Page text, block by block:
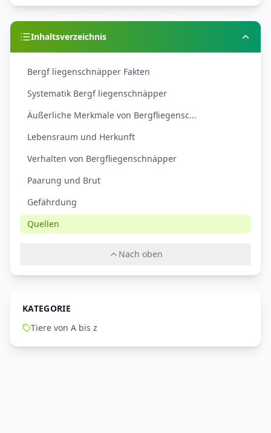
Inhaltsverzeichnis
Bergf liegenschnäpper Fakten
Systematik Bergf liegenschnäpper
Äußerliche Merkmale von Bergfliegensc...
Lebensraum und Herkunft
Verhalten von Bergfliegenschnäpper
Paarung und Brut
Gefährdung
Quellen
Nach oben
KATEGORIE
Tiere von A bis z